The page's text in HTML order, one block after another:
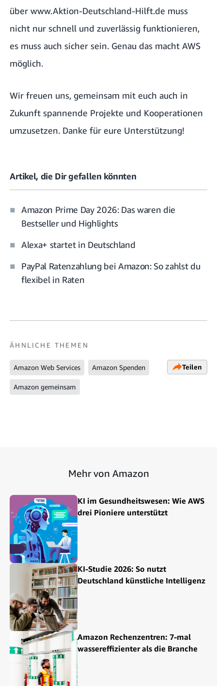
über www.Aktion-Deutschland-Hilft.de muss
nicht nur schnell und zuverlässig funktionieren,
es muss auch sicher sein. Genau das macht AWS
möglich.
Wir freuen uns, gemeinsam mit euch auch in
Zukunft spannende Projekte und Kooperationen
umzusetzen. Danke für eure Unterstützung!
Artikel, die Dir gefallen könnten
Amazon Prime Day 2026: Das waren die
Bestseller und Highlights
Alexa+ startet in Deutschland
PayPal Ratenzahlung bei Amazon: So zahlst du
flexibel in Raten
ÄHNLICHE THEMEN
Amazon Web Services Amazon Spenden
Amazon gemeinsam
Teilen
Mehr von Amazon
KI im Gesundheitswesen: Wie AWS
drei Pioniere unterstützt
KI-Studie 2026: So nutzt
Deutschland künstliche Intelligenz
Amazon Rechenzentren: 7-mal
wassereffizienter als die Branche